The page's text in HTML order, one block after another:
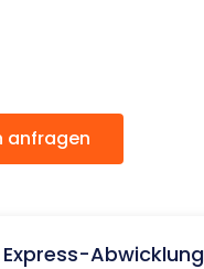
anfragen
Abwicklung